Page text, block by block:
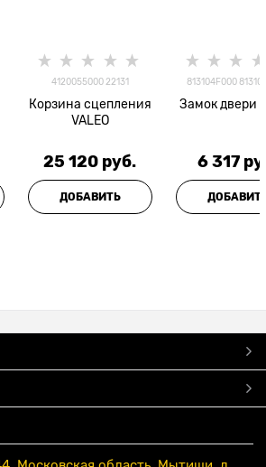
4120055000 22131
Корзина сцепления
VALEO
25 120 руб.
ДОБАВИТЬ
813104F000
Замок двери
6 317